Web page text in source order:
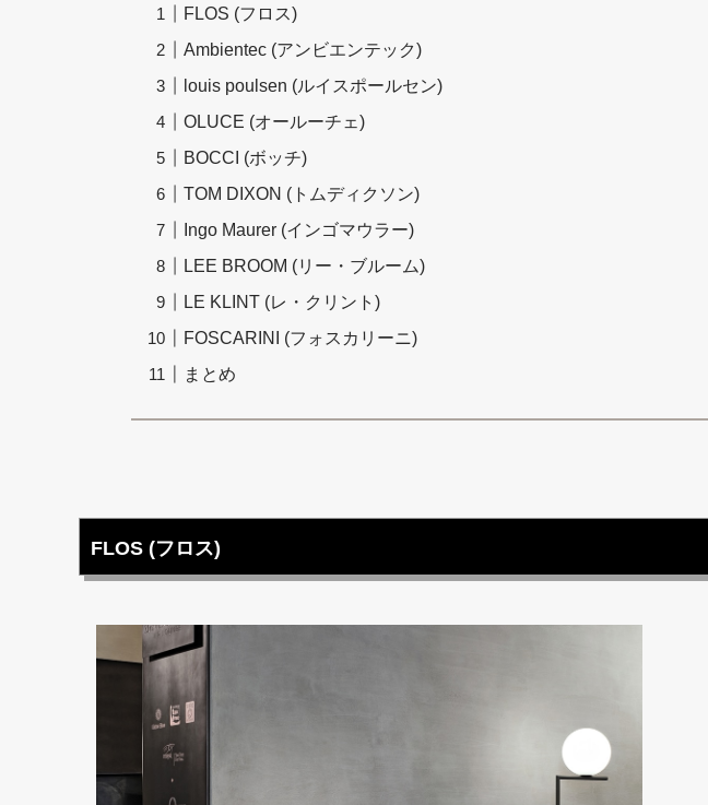
FLOS (フロス)
Ambientec (アンビエンテック)
louis poulsen (ルイスポールセン)
OLUCE (オールーチェ)
BOCCI (ボッチ)
TOM DIXON (トムディクソン)
Ingo Maurer (インゴマウラー)
LEE BROOM (リー・ブルーム)
LE KLINT (レ・クリント)
FOSCARINI (フォスカリーニ)
まとめ
FLOS (フロス)